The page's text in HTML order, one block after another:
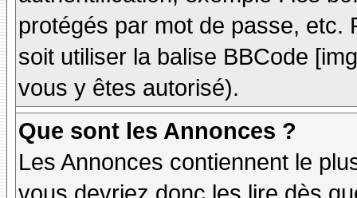
protégés par mot de passe, etc.
soit utiliser la balise BBCode
vous y êtes autorisé).
Que sont les Annonces ?
Les Annonces contiennent le